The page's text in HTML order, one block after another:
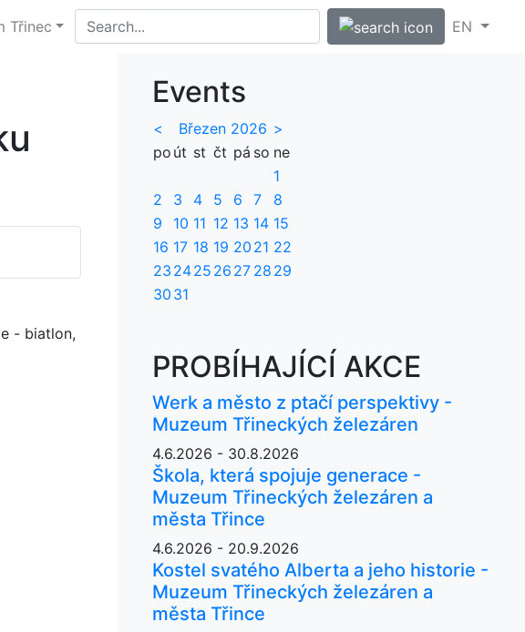
Třinec EN
- biatlon,
Events
< Březen 2026 >
po út st čt pá so ne
1
2
3 4 5 6 7
8
9
10 11 12 13 14 15
16 17 18 19 20 21 22
23 2425 26 27 28 29
30 31
PROBÍHAJÍCÍ AKCE
Werk a město z ptačí perspektivy -
Muzeum Třineckých železáren
4.6.2026 - 30.8.2026
Škola, která spojuje generace -
Muzeum Třineckých železáren a
města Třince
4.6.2026 - 20.9.2026
Kostel svatého Alberta a jeho historie -
Muzeum Třineckých železáren a
města Třince